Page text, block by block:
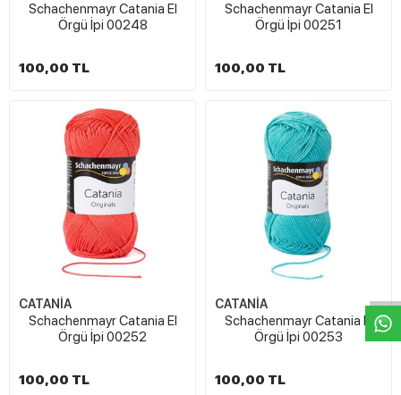
Schachenmayr Catania El
Örgü İpi 00248
100,00 TL
Schachenmayr Catania El
Örgü İpi 00251
100,00 TL
CATANİA
Schachenmayr Catania El
Örgü İpi 00252
100,00 TL
CATANİA
Schachenmayr Catania El
Örgü İpi 00253
100,00 TL